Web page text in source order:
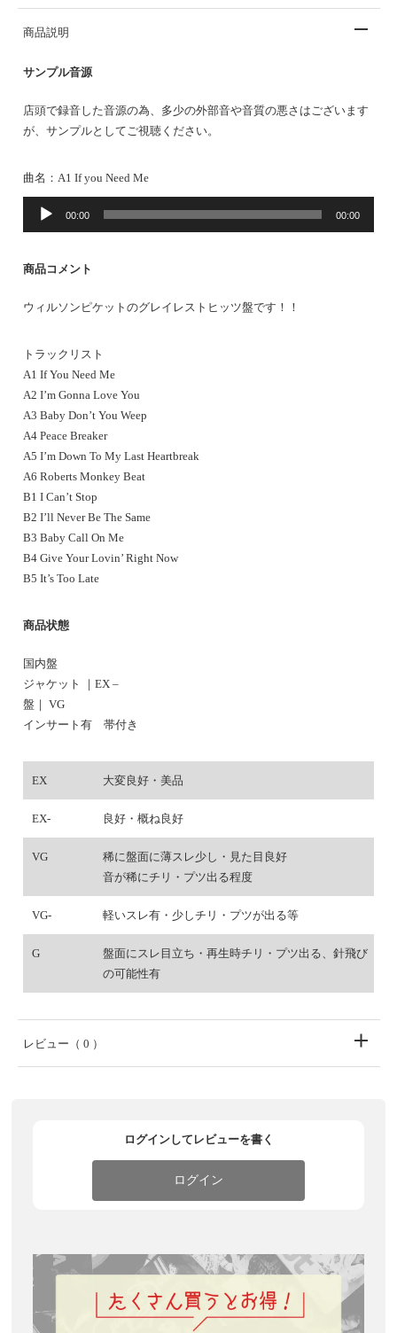
商品説明
サンプル音源
店頭で録音した音源の為、多少の外部音や音質の悪さはございます
が、サンプルとしてご視聴ください。
曲名： A1 If you Need Me
音
ー
ヤ
00:00 00:00
商品コメント
ウィルソンピケットのグレイレストヒッツ盤です！！
トラックリスト
A1 If You Need Me
A2 I’m Gonna Love You
A3 Baby Don’t You Weep
A4 Peace Breaker
A5 I’m Down To My Last Heartbreak
A6 Roberts Monkey Beat
B1 I Can’t Stop
B2 I’ll Never Be The Same
B3 Baby Call On Me
B4 Give Your Lovin’ Right Now
B5 It’s Too Late
商品状態
国内盤
ジャケット ｜EX –
盤｜ VG
インサート有 帯付き
EX 大変良好・美品
EX- 良好・概ね良好
VG
稀に盤面に薄スレ少し・見た目良好
音が稀にチリ・プツ出る程度
VG- 軽いスレ有・少しチリ・プツが出る等
G
盤面にスレ目立ち・再生時チリ・プツ出る、針飛び
の可能性有
レビュー （ 0 ）
ログインしてレビューを書く
ログイン